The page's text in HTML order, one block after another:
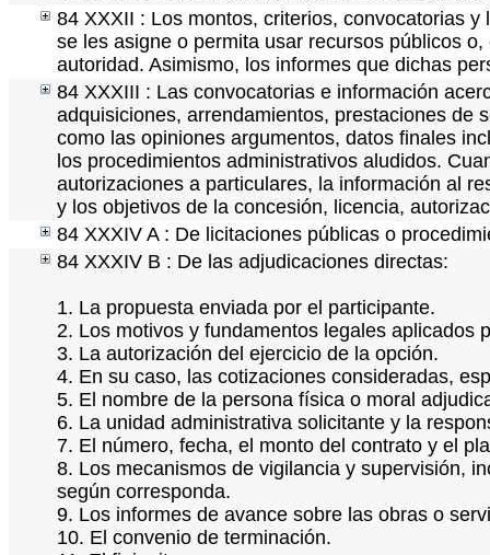
84 XXXII : Los montos, criterios, convocatorias
se les asigne o permita usar recursos públicos
autoridad. Asimismo, los informes que dichas
84 XXXIII : Las convocatorias e información
adquisiciones, arrendamientos, prestaciones de
como las opiniones argumentos, datos finales
los procedimientos administrativos aludidos.
autorizaciones a particulares, la información al
y los objetivos de la concesión, licencia,
84 XXXIV A : De licitaciones públicas o
84 XXXIV B : De las adjudicaciones directas:
1. La propuesta enviada por el participante.
2. Los motivos y fundamentos legales aplicados
3. La autorización del ejercicio de la opción.
4. En su caso, las cotizaciones consideradas,
5. El nombre de la persona física o moral
6. La unidad administrativa solicitante y la
7. El número, fecha, el monto del contrato y el
8. Los mecanismos de vigilancia y supervisión,
según corresponda.
9. Los informes de avance sobre las obras o
10. El convenio de terminación.